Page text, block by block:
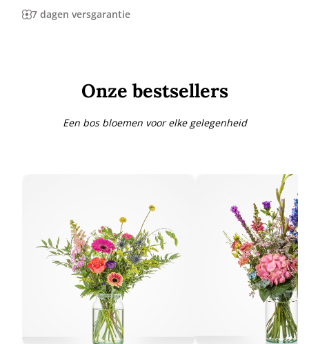
7 dagen versgarantie
Onze bestsellers
Een bos bloemen voor elke gelegenheid